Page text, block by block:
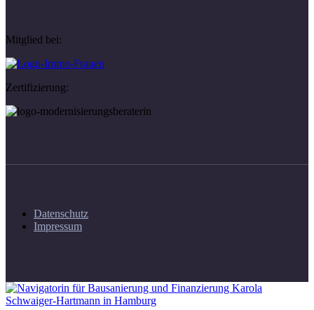
Mitglied bei:
Zertifizierung:
Datenschutz
Impressum